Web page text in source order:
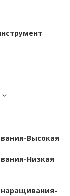
Высокая
Низкая
наращивания-